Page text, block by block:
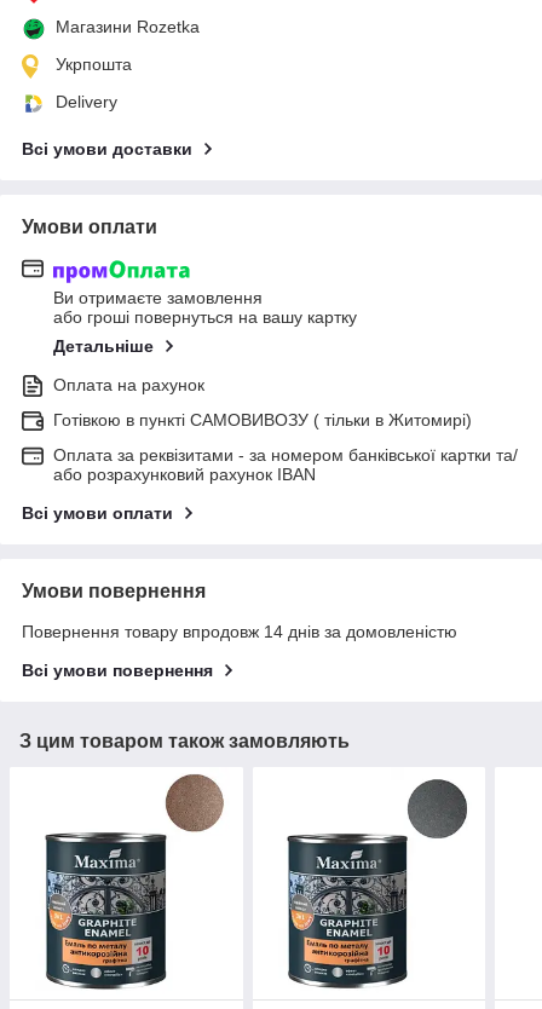
Магазини Rozetka
Укрпошта
Delivery
Всі умови доставки
Умови оплати
Ви отримаєте замовлення
або гроші повернуться на вашу картку
Детальніше
Оплата на рахунок
Готівкою в пункті САМОВИВОЗУ ( тільки в Житомирі)
Оплата за реквізитами - за номером банківської картки та/
або розрахунковий рахунок IBAN
Всі умови оплати
Умови повернення
Повернення товару впродовж 14 днів за домовленістю
Всі умови повернення
З цим товаром також замовляють